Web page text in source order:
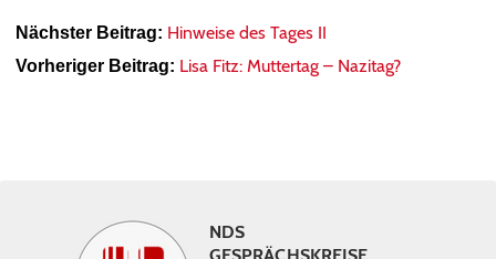
Nächster Beitrag: Hinweise des Tages II
Vorheriger Beitrag: Lisa Fitz: Muttertag – Nazitag?
NDS